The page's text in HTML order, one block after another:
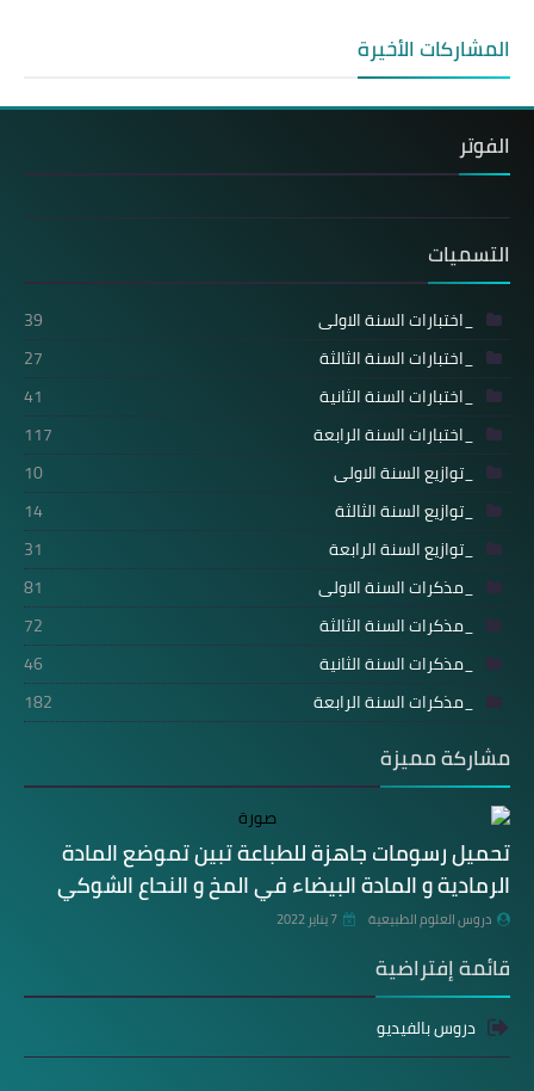
المشاركات الأخيرة
الفوتر
التسميات
_اختبارات السنة الاولى
39
_اختبارات السنة الثالثة
27
_اختبارات السنة الثانية
41
_اختبارات السنة الرابعة
117
_توازيع السنة الاولى
10
_توازيع السنة الثالثة
14
_توازيع السنة الرابعة
31
_مذكرات السنة الاولى
81
_مذكرات السنة الثالثة
72
_مذكرات السنة الثانية
46
_مذكرات السنة الرابعة
182
مشاركة مميزة
تحميل رسومات جاهزة للطباعة تبين تموضع المادة
الرمادية و المادة البيضاء في المخ و النحاع الشوكي
دروس العلوم الطبيعية 7 يناير 2022
قائمة إفتراضية
دروس بالفيديو